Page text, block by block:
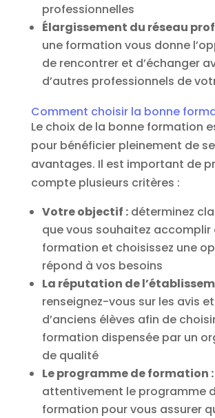
professionnelles
Élargissement du réseau
une formation vous donne
de rencontrer et d’échanger
d’autres professionnels de
Comment choisir la bonne
Le choix de la bonne formation
pour bénéficier pleinement de
avantages. Il est important de
compte plusieurs critères :
Votre objectif :déterminez
que vous souhaitez
formation et choisissez une
répond à vos besoins
La réputation de
renseignez-vous sur les avis
d’anciens élèves afin de
formation dispensée par un
de qualité
Le programme de formation :
attentivement le programme
formation pour vous assurer